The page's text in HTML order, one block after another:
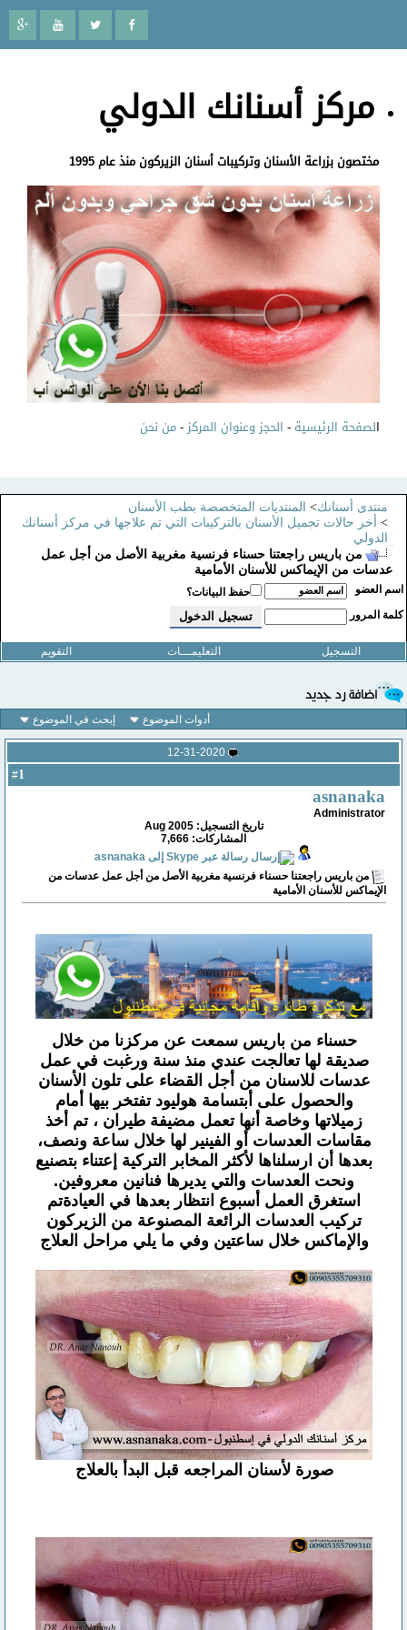
مركز أسنانك الدولي
مختصون بزراعة الأسنان وتركيبات أسنان الزيركون منذ عام 1995
لصفحة الرئيسية-الحجز وعنوان المركز-من نحن
منتدى أسنانك>المنتديات المتخصصة بطب الأسنان
>أخر حالات تجميل الأسنان بالتركيبات التي تم علاجها في مركز أسنانك
الدولي
من باريس راجعتنا حسناء فرنسية مغربية الأصل من أجل عمل
عدسات من الإيماكس للأسنان الأمامية
اسم العضو
حفظ البيانات؟
كلمة المرور
التسجيل التعليمـــات التقويم
أدوات الموضوع إبحث في الموضوع
12-31-2020
asnanaka
Administrator
تاريخ التسجيل: Aug 2005
المشاركات: 7,666
من باريس راجعتنا حسناء فرنسية مغربية الأصل من أجل عمل عدسات من
الإيماكس للأسنان الأمامية
حسناء من باريس سمعت عن مركزنا من خلال
صديقة لها تعالجت عندي منذ سنة ورغبت في عمل
عدسات للاسنان من أجل القضاء على تلون الأسنان
والحصول على أبتسامة هوليود تفتخر بيها أمام
زميلاتها وخاصة أنها تعمل مضيفة طيران ، تم أخذ
مقاسات العدسات أو الفينير لها خلال ساعة ونصف،
بعدها أن ارسلناها لأكثر المخابر التركية إعتناء بتصنيع
ونحت العدسات والتي يديرها فنانين معروفين.
استغرق العمل أسبوع انتظار بعدها في العيادةتم
تركيب العدسات الرائعة المصنوعة من الزيركون
والإماكس خلال ساعتين وفي ما يلي مراحل العلاج
صورة لأسنان المراجعه قبل البدأ بالعلاج